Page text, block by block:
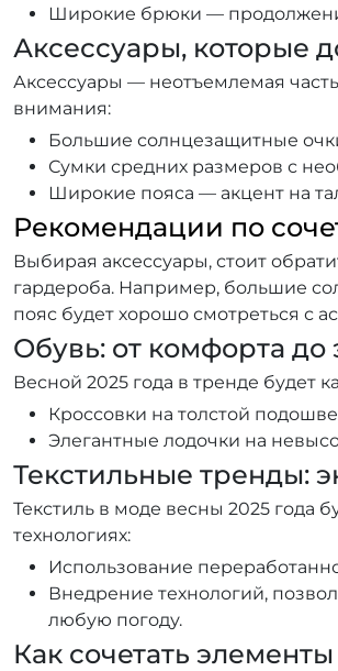
Широкие брюки —
Аксессуары, которые
Аксессуары — неотъемлемая
внимания:
Большие солнцезащитные
Сумки средних размеров с
Широкие пояса — акцент на
Рекомендации по
Выбирая аксессуары, стоит
гардероба. Например, большие
пояс будет хорошо смотреться с
Обувь: от комфорта до
Весной 2025 года в тренде будет
Кроссовки на толстой
Элегантные лодочки на
Текстильные тренды:
Текстиль в моде весны 2025 года
технологиях:
Использование
Внедрение технологий,
любую погоду.
Как сочетать